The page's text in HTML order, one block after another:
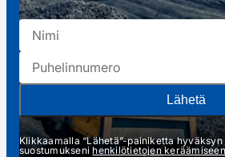
Nimi
Puhelinnumero
Lähetä
Klikkaamalla “Lähetä”-painiketta hyväksyn
suostumukseni henkilötietojen